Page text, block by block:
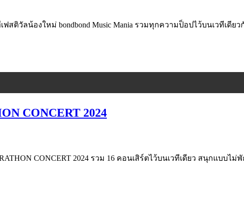
ติวัลน้องใหม่ bondbond Music Mania รวมทุกความป็อปไว้บนเวทีเดียว
CONCERT 2024
CONCERT 2024 รวม 16 คอนเสิร์ตไว้บนเวทีเดียว สนุกแบบไม่